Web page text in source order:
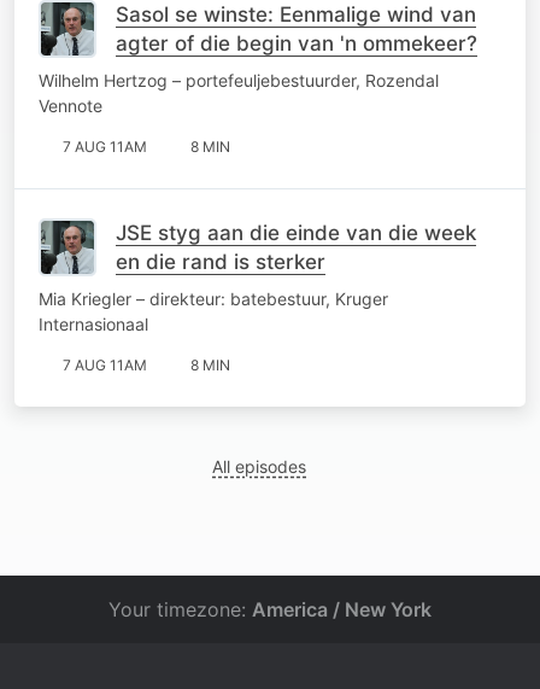
Sasol se winste: Eenmalige wind van
agter of die begin van 'n ommekeer?
Wilhelm Hertzog – portefeuljebestuurder, Rozendal
Vennote
7 AUG 11AM 8 MIN
JSE styg aan die einde van die week
en die rand is sterker
Mia Kriegler – direkteur: batebestuur, Kruger
Internasionaal
7 AUG 11AM 8 MIN
All episodes
Your timezone: America / New York